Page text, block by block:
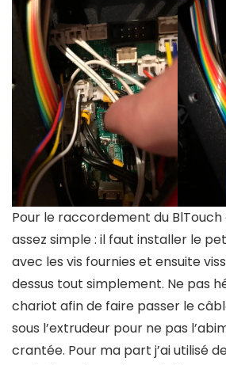
Pour le raccordement du BlTouch
assez simple : il faut installer le
avec les vis fournies et ensuite
dessus tout simplement. Ne pas
chariot afin de faire passer le
sous l’extrudeur pour ne pas
crantée. Pour ma part j’ai utilisé